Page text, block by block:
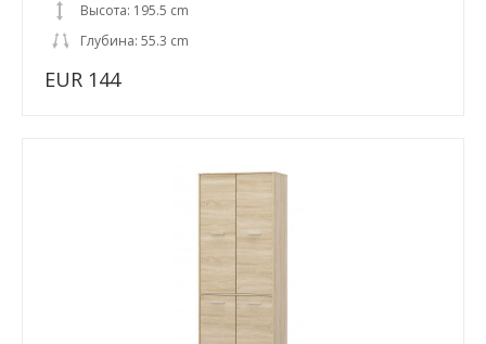
Высота: 195.5 cm
Глубина: 55.3 cm
EUR 144